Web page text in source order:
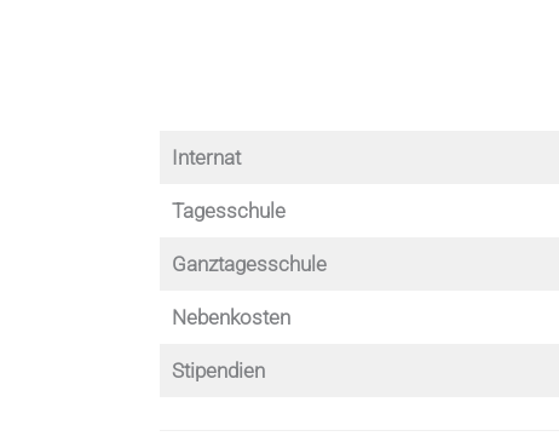
Internat
Tagesschule
Ganztagesschule
Nebenkosten
Stipendien